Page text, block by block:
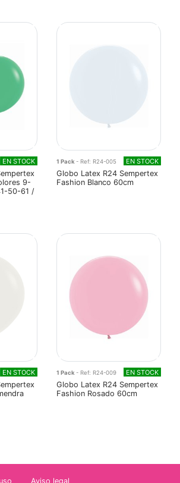
EN STOCK
9-
50-61 /
1 Pack - Ref: R24-005 EN STOCK
Globo Latex R24 Sempertex
Fashion Blanco 60cm
EN STOCK 1 Pack - Ref: R24-009 EN STOCK
Globo Latex R24 Sempertex
Fashion Rosado 60cm
Aviso legal